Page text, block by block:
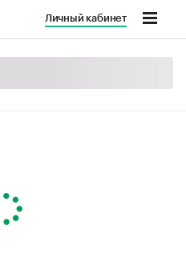
Личный кабинет